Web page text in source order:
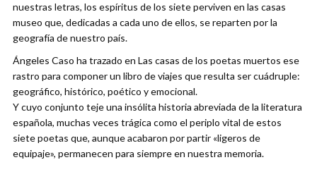
nuestras letras, los espíritus de los siete perviven en las casas
museo que, dedicadas a cada uno de ellos, se reparten por la
geografía de nuestro país.
Ángeles Caso ha trazado en Las casas de los poetas muertos ese
rastro para componer un libro de viajes que resulta ser cuádruple:
geográfico, histórico, poético y emocional.
Y cuyo conjunto teje una insólita historia abreviada de la literatura
española, muchas veces trágica como el periplo vital de estos
siete poetas que, aunque acabaron por partir «ligeros de
equipaje», permanecen para siempre en nuestra memoria.